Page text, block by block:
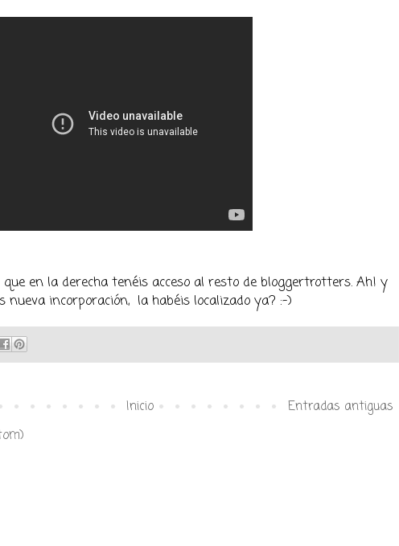
en la derecha tenéis acceso al resto de bloggertrotters. Ah! y
nueva incorporación, la habéis localizado ya? :-)
Entradas antiguas
Inicio